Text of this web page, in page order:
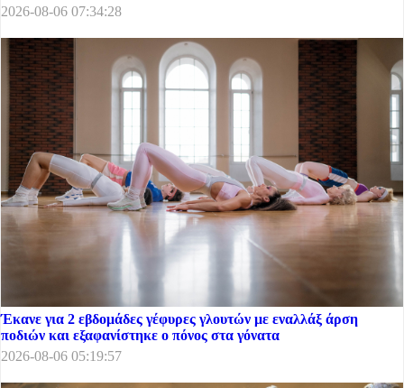
2026-08-06 07:34:28
Έκανε για 2 εβδομάδες γέφυρες γλουτών με εναλλάξ άρση
ποδιών και εξαφανίστηκε ο πόνος στα γόνατα
2026-08-06 05:19:57